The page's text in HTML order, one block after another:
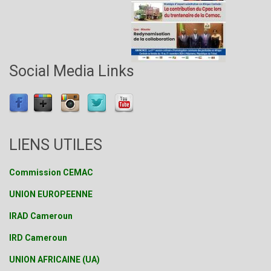
Social Media Links
LIENS UTILES
Commission CEMAC
UNION EUROPEENNE
IRAD Cameroun
IRD Cameroun
UNION AFRICAINE (UA)